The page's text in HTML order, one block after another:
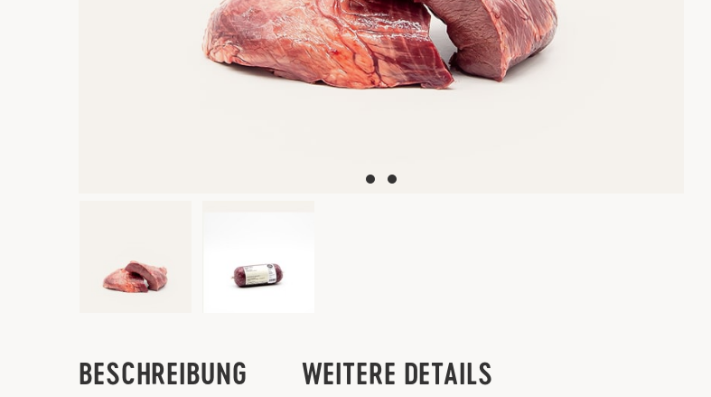
BESCHREIBUNG
WEITERE DETAILS